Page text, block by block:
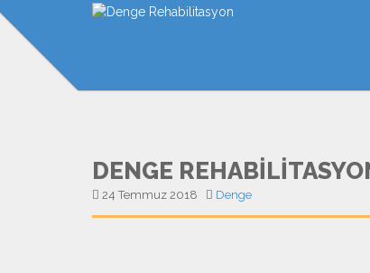
DENGE
24 Temmuz 2018 Denge